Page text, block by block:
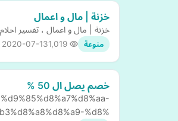
خزنة | مال و اعمال
خزنة | مال و اعمال ، تفسير
منوعة 2020-07-13
خصم يصل ال 50 %
%d8%…